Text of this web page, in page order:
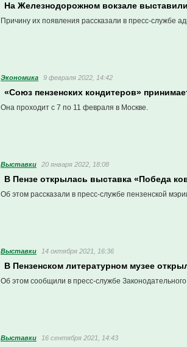
На Железнодорожном вокзале
Причину их появления рассказали в пресс-службе
Экономика 9 февраля 2022, 14:42
«Союз пензенских кондитеров»
Она проходит с 7 по 11 февраля в Москве.
Выставки 20 января 2022, 18:08
В Пензе открылась выставка «Победа
Об этом рассказали в пресс-службе пензенской
Выставки 14 октября 2021, 16:36
В Пензенском литературном музее
Об этом сообщили в пресс-службе
Выставки 16 сентября 2021, 14:43